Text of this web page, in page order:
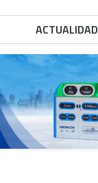
ACTUALIDAD